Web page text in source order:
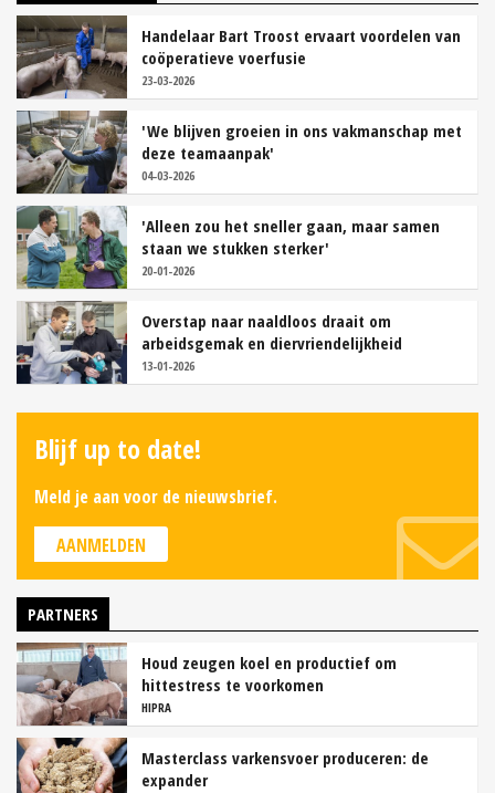
Handelaar Bart Troost ervaart voordelen van
coöperatieve voerfusie
23-03-2026
'We blijven groeien in ons vakmanschap met
deze teamaanpak'
04-03-2026
'Alleen zou het sneller gaan, maar samen
staan we stukken sterker'
20-01-2026
Overstap naar naaldloos draait om
arbeidsgemak en diervriendelijkheid
13-01-2026
Blijf up to date!
Meld je aan voor de nieuwsbrief.
AANMELDEN
PARTNERS
Houd zeugen koel en productief om
hittestress te voorkomen
HIPRA
Masterclass varkensvoer produceren: de
expander